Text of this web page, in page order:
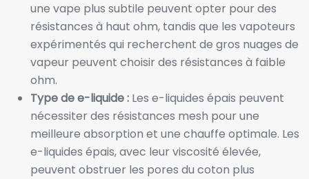
une vape plus subtile peuvent opter pour des
résistances à haut ohm, tandis que les vapoteurs
expérimentés qui recherchent de gros nuages de
vapeur peuvent choisir des résistances à faible
ohm.
Type de e-liquide : Les e-liquides épais peuvent
nécessiter des résistances mesh pour une
meilleure absorption et une chauffe optimale. Les
e-liquides épais, avec leur viscosité élevée,
peuvent obstruer les pores du coton plus